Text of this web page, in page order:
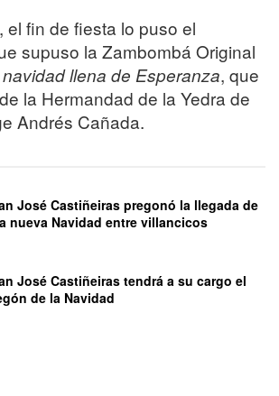
el fin de fiesta lo puso el
supuso la Zambombá Original
llena de Esperanza, que
la Hermandad de la Yedra de
Andrés Cañada.
José Castiñeiras pregonó la llegada de
nueva Navidad entre villancicos
José Castiñeiras tendrá a su cargo el
de la Navidad